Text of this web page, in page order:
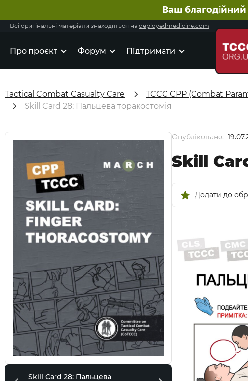
Ваш
Всі оригінальні матеріали знаходяться на deployedmedicine.com
Про проєкт Форум Підтримати
Tactical Combat Casualty Care TCCC CPP (Combat
Skill Card 28: Пальцева торакостомія
Skill Card 28: Пальцева
Опубліковано:
Skill
Додати до